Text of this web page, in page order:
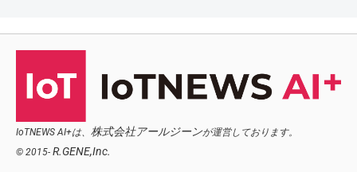
IoTNEWS AI+は、 株式会社アールジーンが運営しております。
© 2015- R.GENE,Inc.